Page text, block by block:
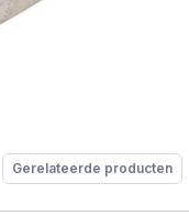
Gerelateerde producten